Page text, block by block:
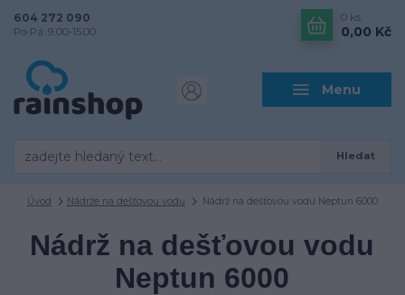
Menu
Hledat
604 272 090
Po-Pá: 9.00-15.00
0 ks
0,00 Kč
Úvod Nádrže na dešťovou vodu Nádrž na dešťovou vodu Neptun 6000
Nádrž na dešťovou vodu
Neptun 6000